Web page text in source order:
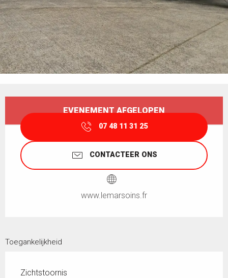
EVENEMENT AFGELOPEN
07 48 11 31 25
CONTACTEER ONS
www.lemarsoins.fr
Toegankelijkheid
Zichtstoornis